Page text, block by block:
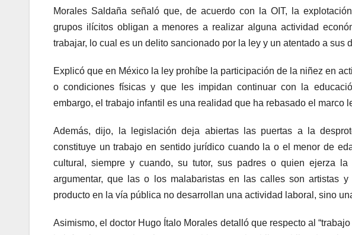
Morales Saldaña señaló que, de acuerdo con la OIT, la
grupos ilícitos obligan a menores a realizar alguna actividad
trabajar, lo cual es un delito sancionado por la ley y un atentado a sus
Explicó que en México la ley prohíbe la participación de la niñez en
o condiciones físicas y que les impidan continuar con la
embargo, el trabajo infantil es una realidad que ha rebasado el marco
Además, dijo, la legislación deja abiertas las puertas a la
constituye un trabajo en sentido jurídico cuando la o el menor de
cultural, siempre y cuando, su tutor, sus padres o quien ejerza la
argumentar, que las o los malabaristas en las calles son artistas
producto en la vía pública no desarrollan una actividad laboral, sino
Asimismo, el doctor Hugo Ítalo Morales detalló que respecto al